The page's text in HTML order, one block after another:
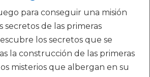
para conseguir una misión
secretos de las primeras
los secretos que se
la construcción de las primeras
misterios que albergan en su